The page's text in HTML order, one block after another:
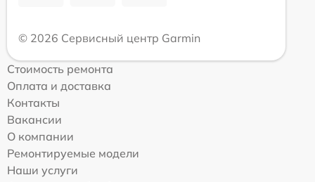
© 2026 Сервисный центр Garmin
Стоимость ремонта
Оплата и доставка
Контакты
Вакансии
О компании
Ремонтируемые модели
Наши услуги